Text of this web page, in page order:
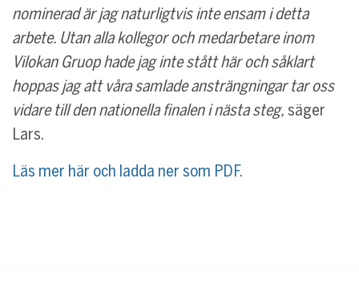
nominerad är jag naturligtvis inte ensam i detta
arbete. Utan alla kollegor och medarbetare inom
Vilokan Gruop hade jag inte stått här och såklart
hoppas jag att våra samlade ansträngningar tar oss
vidare till den nationella finalen i nästa steg, säger
Lars.
Läs mer här och ladda ner som PDF.